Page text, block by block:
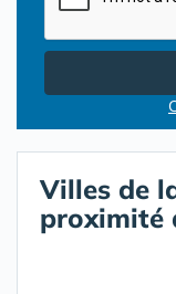
Villes de
proximité